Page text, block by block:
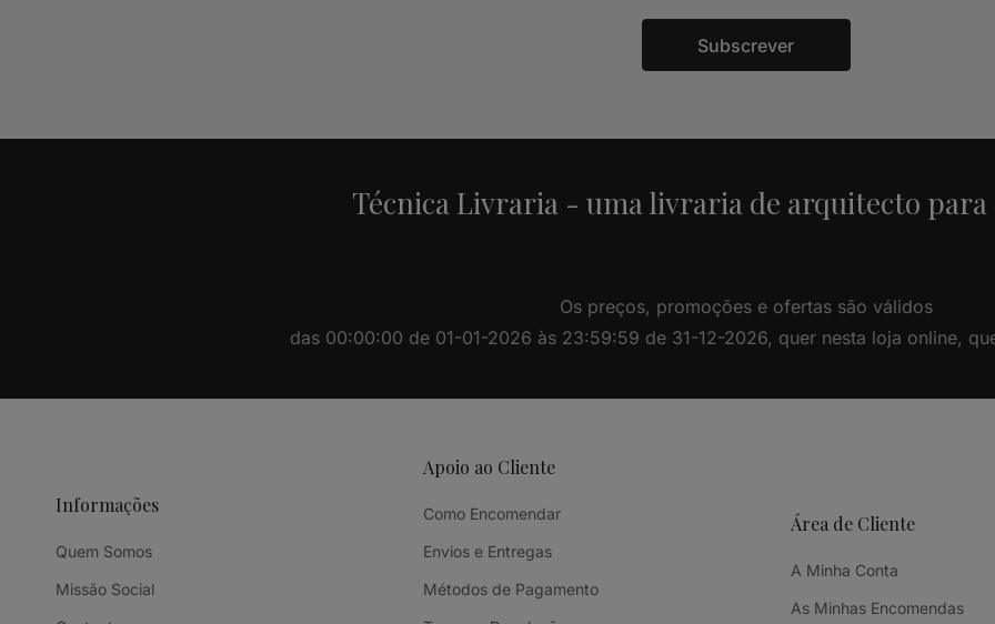
Subscrever
Técnica Livraria - uma livraria de arquitecto
Os preços, promoções e ofertas são válidos
das 00:00:00 de 01-01-2026 às 23:59:59 de 31-12-2026, quer nesta loja online,
Informações
Quem Somos
Missão Social
Apoio ao Cliente
Como Encomendar
Envios e Entregas
Métodos de Pagamento
Área de Cliente
A Minha Conta
As Minhas Encomendas